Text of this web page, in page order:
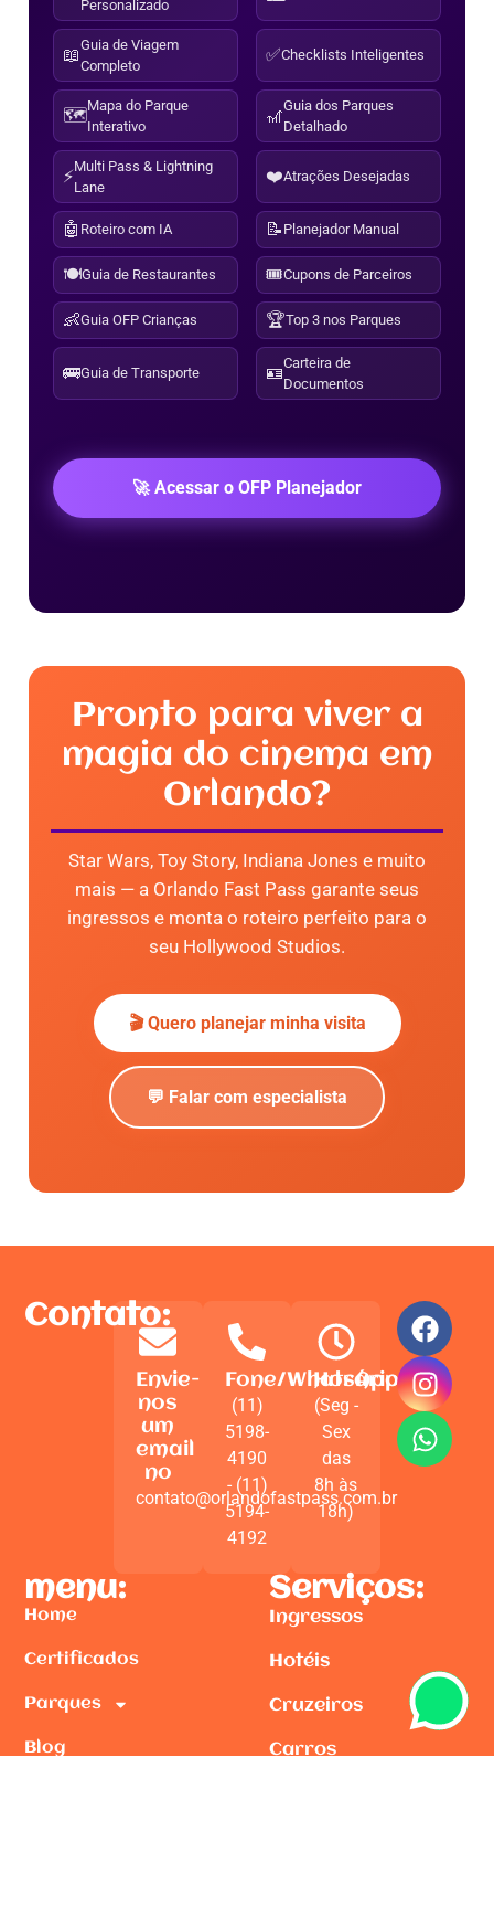
Personalizado
📖Guia de Viagem
Completo
✅Checklists Inteligentes
🗺️Mapa do Parque
Interativo
🎢Guia dos Parques
Detalhado
⚡Multi Pass & Lightning
Lane
❤️Atrações Desejadas
🤖 Roteiro com IA 📝 Planejador Manual
🍽️Guia de Restaurantes 🎟️Cupons de Parceiros
👶Guia OFP Crianças 🏆Top 3 nos Parques
🚌Guia de Transporte 🪪Carteira de
Documentos
🚀 Acessar o OFP Planejador
Pronto para viver a
magia do cinema em
Orlando?
Star Wars, Toy Story, Indiana Jones e muito
mais — a Orlando Fast Pass garante seus
ingressos e monta o roteiro perfeito para o
seu Hollywood Studios.
🎬 Quero planejar minha visita
💬 Falar com especialista
Contato:
Envie-
nos
um
email
no
contato@orlandofastpass.com.br
Fone/WhatsApp
(11)
5198-
4190
- (11)
5194-
4192
Horário
(Seg -
Sex
das
8h às
18h)
menu:
Home
Certificados
Parques
Blog
Serviços:
Ingressos
Hotéis
Cruzeiros
Carros